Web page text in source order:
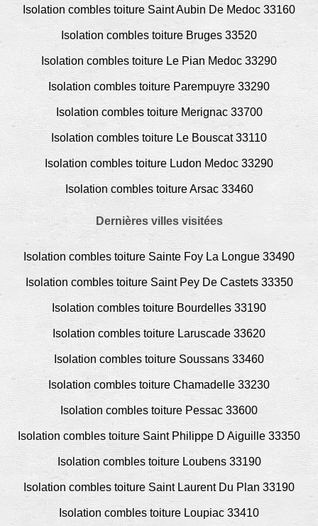
Isolation combles toiture Saint Aubin De Medoc 33160
Isolation combles toiture Bruges 33520
Isolation combles toiture Le Pian Medoc 33290
Isolation combles toiture Parempuyre 33290
Isolation combles toiture Merignac 33700
Isolation combles toiture Le Bouscat 33110
Isolation combles toiture Ludon Medoc 33290
Isolation combles toiture Arsac 33460
Dernières villes visitées
Isolation combles toiture Sainte Foy La Longue 33490
Isolation combles toiture Saint Pey De Castets 33350
Isolation combles toiture Bourdelles 33190
Isolation combles toiture Laruscade 33620
Isolation combles toiture Soussans 33460
Isolation combles toiture Chamadelle 33230
Isolation combles toiture Pessac 33600
Isolation combles toiture Saint Philippe D Aiguille 33350
Isolation combles toiture Loubens 33190
Isolation combles toiture Saint Laurent Du Plan 33190
Isolation combles toiture Loupiac 33410